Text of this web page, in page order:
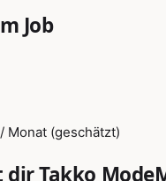
Job
Monat (geschätzt)
dir Takko